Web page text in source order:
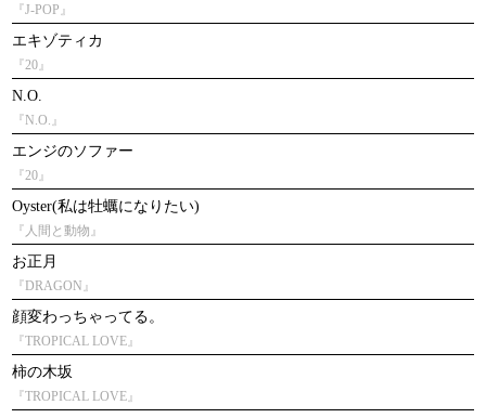
『J-POP』
エキゾティカ
『20』
N.O.
『N.O.』
エンジのソファー
『20』
Oyster(私は牡蠣になりたい)
『人間と動物』
お正月
『DRAGON』
顔変わっちゃってる。
『TROPICAL LOVE』
柿の木坂
『TROPICAL LOVE』